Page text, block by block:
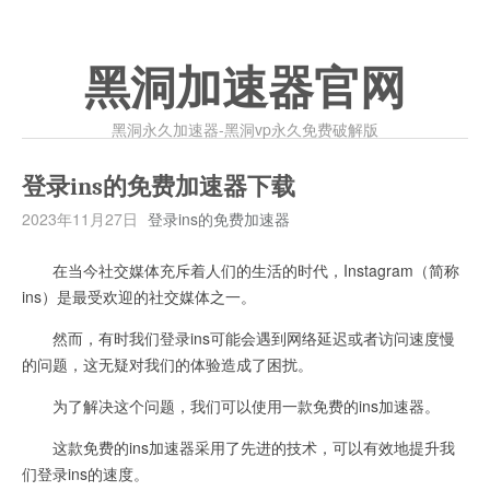
黑洞加速器官网
黑洞永久加速器-黑洞vp永久免费破解版
登录ins的免费加速器下载
2023年11月27日 登录ins的免费加速器
在当今社交媒体充斥着人们的生活的时代，Instagram（简称
ins）是最受欢迎的社交媒体之一。
然而，有时我们登录ins可能会遇到网络延迟或者访问速度慢
的问题，这无疑对我们的体验造成了困扰。
为了解决这个问题，我们可以使用一款免费的ins加速器。
这款免费的ins加速器采用了先进的技术，可以有效地提升我
们登录ins的速度。